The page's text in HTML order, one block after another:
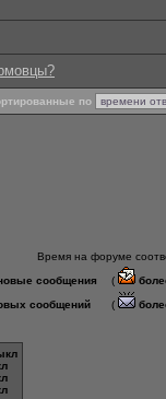
по
Время на форуме
сообщения
(
сообщений
(